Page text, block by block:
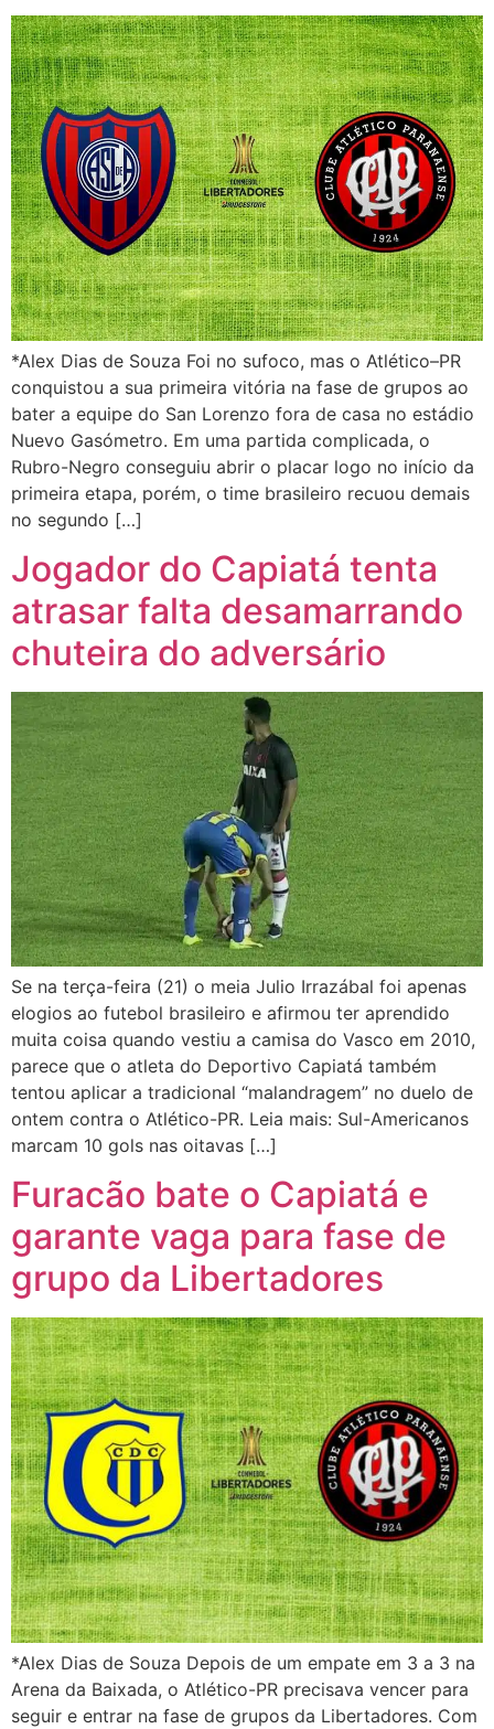
*Alex Dias de Souza Foi no sufoco, mas o Atlético–PR
conquistou a sua primeira vitória na fase de grupos ao
bater a equipe do San Lorenzo fora de casa no estádio
Nuevo Gasómetro. Em uma partida complicada, o
Rubro-Negro conseguiu abrir o placar logo no início da
primeira etapa, porém, o time brasileiro recuou demais
no segundo […]
Jogador do Capiatá tenta
atrasar falta desamarrando
chuteira do adversário
Se na terça-feira (21) o meia Julio Irrazábal foi apenas
elogios ao futebol brasileiro e afirmou ter aprendido
muita coisa quando vestiu a camisa do Vasco em 2010,
parece que o atleta do Deportivo Capiatá também
tentou aplicar a tradicional “malandragem” no duelo de
ontem contra o Atlético-PR. Leia mais: Sul-Americanos
marcam 10 gols nas oitavas […]
Furacão bate o Capiatá e
garante vaga para fase de
grupo da Libertadores
*Alex Dias de Souza Depois de um empate em 3 a 3 na
Arena da Baixada, o Atlético-PR precisava vencer para
seguir e entrar na fase de grupos da Libertadores. Com